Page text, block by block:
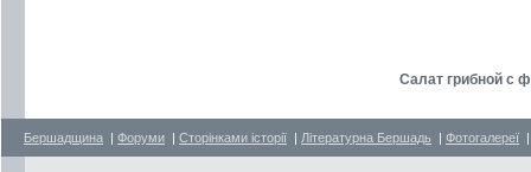
Салат грибной с
Бершадщина | Форуми | Сторінками історії | Літературна Бершадь | Фотогалереї